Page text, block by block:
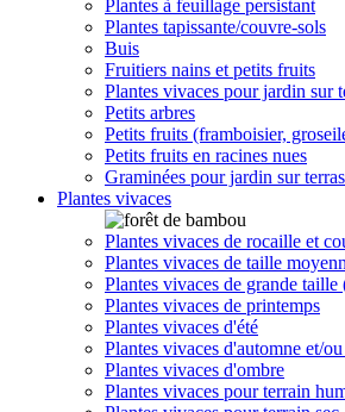
Plantes à feuillage persistant
Plantes tapissante/couvre-sols
Buis
Fruitiers nains et petits fruits
Plantes vivaces pour jardin sur
Petits arbres
Petits fruits (framboisier,
Petits fruits en racines nues
Graminées pour jardin sur
Plantes vivaces
Plantes vivaces de rocaille et
Plantes vivaces de taille
Plantes vivaces de grande
Plantes vivaces de printemps
Plantes vivaces d'été
Plantes vivaces d'automne et/
Plantes vivaces d'ombre
Plantes vivaces pour terrain